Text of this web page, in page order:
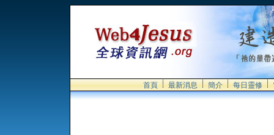
首頁 最新消息 簡介 每日靈修